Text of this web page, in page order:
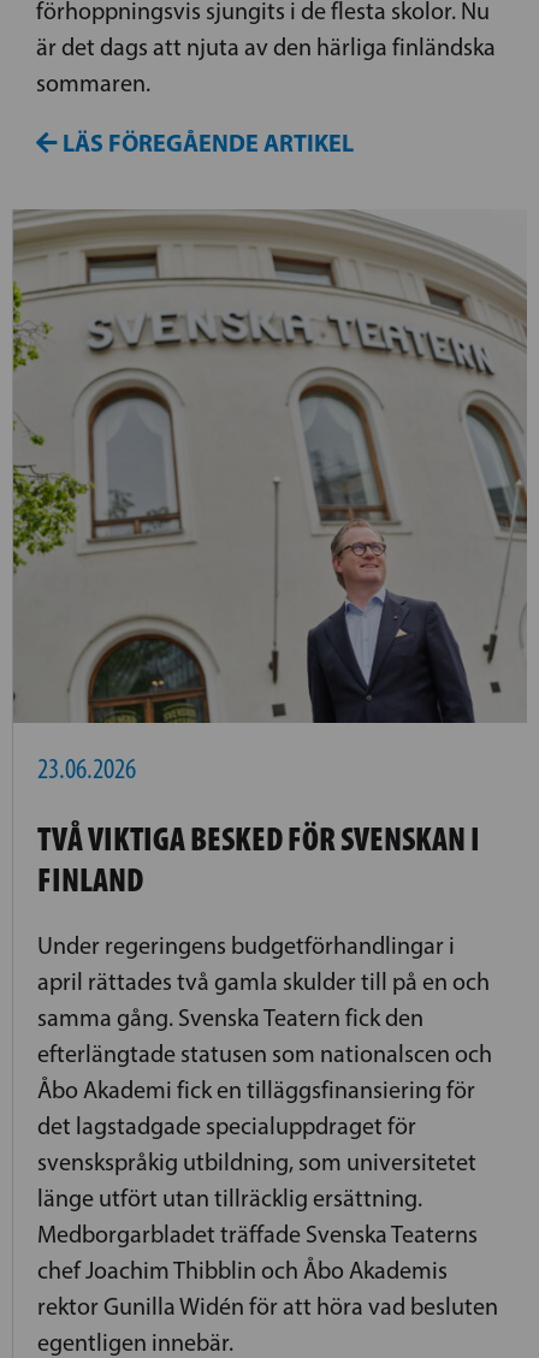
förhoppningsvis sjungits i de flesta skolor. Nu
är det dags att njuta av den härliga finländska
sommaren.
LÄS FÖREGÅENDE ARTIKEL
23.06.2026
TVÅ VIKTIGA BESKED FÖR SVENSKAN I
FINLAND
Under regeringens budgetförhandlingar i
april rättades två gamla skulder till på en och
samma gång. Svenska Teatern fick den
efterlängtade statusen som nationalscen och
Åbo Akademi fick en tilläggsfinansiering för
det lagstadgade specialuppdraget för
svenskspråkig utbildning, som universitetet
länge utfört utan tillräcklig ersättning.
Medborgarbladet träffade Svenska Teaterns
chef Joachim Thibblin och Åbo Akademis
rektor Gunilla Widén för att höra vad besluten
egentligen innebär.